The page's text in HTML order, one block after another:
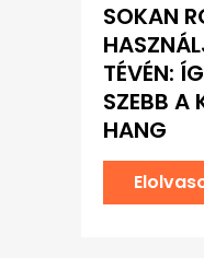
SOKAN
TÉVÉN:
SZEBB A
HANG